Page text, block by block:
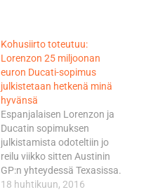
Kohusiirto toteutuu:
Lorenzon 25 miljoonan
euron Ducati-sopimus
julkistetaan hetkenä minä
hyvänsä
Espanjalaisen Lorenzon ja
Ducatin sopimuksen
julkistamista odoteltiin jo
reilu viikko sitten Austinin
GP:n yhteydessä Texasissa.
Silloin aika ei ollut vielä siihen
18 huhtikuun, 2016